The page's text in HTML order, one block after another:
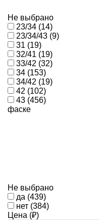
Не выбрано
23/34 (14)
23/34/43 (9)
31 (19)
32/41 (19)
33/42 (32)
34 (153)
34/42 (19)
42 (102)
43 (456)
фаске
Не выбрано
да (439)
нет (384)
Цена (₽)